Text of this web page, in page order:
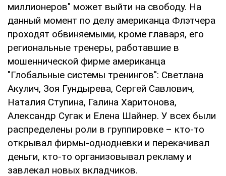
миллионеров" может выйти на свободу. На
данный момент по делу американца Флэтчера
проходят обвиняемыми, кроме главаря, его
региональные тренеры, работавшие в
мошеннической фирме американца
"Глобальные системы тренингов": Светлана
Акулич, Зоя Гундырева, Сергей Савлович,
Наталия Ступина, Галина Харитонова,
Александр Сугак и Елена Шайнер. У всех были
распределены роли в группировке – кто-то
открывал фирмы-однодневки и перекачивал
деньги, кто-то организовывал рекламу и
завлекал новых вкладчиков.